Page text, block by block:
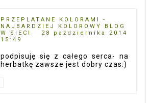
PRZEPLATANE KOLORAMI -
NAJBARDZIEJ KOLOROWY BLOG
W SIECI
28 października 2014
15:49
podpisuję się z całego serca- na
herbatkę zawsze jest dobry czas:)